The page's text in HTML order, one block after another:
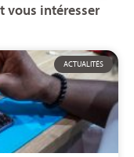
vous intéresser
ACTUALITÉS